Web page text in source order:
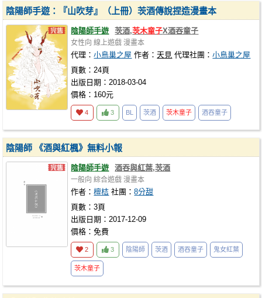
陰陽師手遊：『山吹芽』（上冊）茨酒傳說捏造漫畫本
陰陽師手遊 茨酒,茨木童子X酒吞童子
女性向 線上遊戲 漫畫本
代理：小鳥巢之屋 作者：天見 代理社團：小鳥巢之屋
頁數：24頁
出版日期：2018-03-04
價格：160元
4 3 BL 茨酒 茨木童子 酒吞童子
陰陽師 《酒與紅楓》無料小報
陰陽師手遊 酒吞與紅葉,茨酒
一般向 綜合遊戲 漫畫本
作者：檀桔 社團：8分甜
頁數：3頁
出版日期：2017-12-09
價格：免費
2 3 陰陽師 茨酒 酒吞童子 鬼女紅葉
茨木童子